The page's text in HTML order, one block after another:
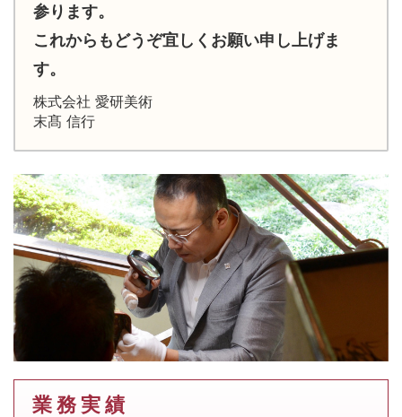
参ります。
これからもどうぞ宜しくお願い申し上げま
す。
株式会社 愛研美術
末髙 信行
業 務 実 績